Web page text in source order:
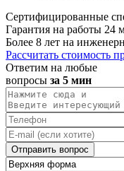
Сертифицированные
Гарантия на работы 24
Более 8 лет на
Рассчитать стоимость
Ответим на любые
вопросы за 5 мин
Отправить вопрос